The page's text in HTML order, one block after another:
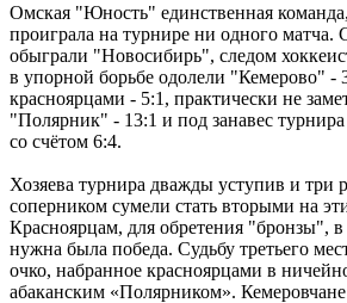
Омская "Юность" единственная
проиграла на турнире ни одного матча.
обыграли "Новосибирь", следом
в упорной борьбе одолели "Кемерово" -
красноярцами - 5:1, практически не
"Полярник" - 13:1 и под занавес
со счётом 6:4.
Хозяева турнира дважды уступив и три
соперником сумели стать вторыми на
Красноярцам, для обретения "бронзы", в
нужна была победа. Судьбу третьего
очко, набранное красноярцами в
абаканским «Полярником». Кемеровчане